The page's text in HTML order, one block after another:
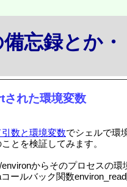
忘録とか・
れた環境変数
引数と環境変数でシェルで環
とを検証してみます。
からそのプロセスの
ールバック関数